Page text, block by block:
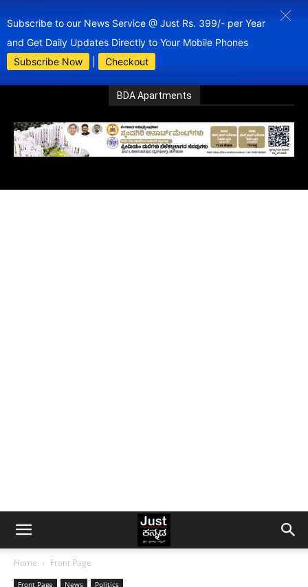
Subscribe to our News Service @ Just Rs. 399/- per Year
and Get Daily Updates Directly to Your Mobile Phones
Subscribe Now
Checkout
BDA Apartments
Home Front Page
Front Page News Politics